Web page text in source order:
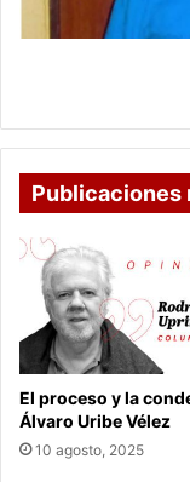
Colmenares;
"pedimos
Publicaciones
El proceso y la
Álvaro Uribe Vélez
10 agosto, 2025